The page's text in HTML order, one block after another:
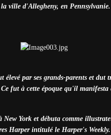
ville d'Allegheny, en
par ses grands-parents et dut
fut à cette époque qu'il manifesta
New York et débuta comme
Harper intitulé le Harper's Weekly.